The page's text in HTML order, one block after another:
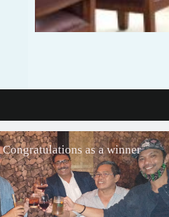
Congratulations as a winner